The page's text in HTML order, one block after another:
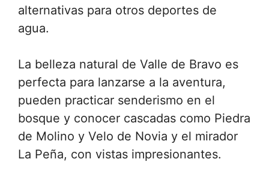
alternativas para otros deportes de
agua.
La belleza natural de Valle de Bravo es
perfecta para lanzarse a la aventura,
pueden practicar senderismo en el
bosque y conocer cascadas como Piedra
de Molino y Velo de Novia y el mirador
La Peña, con vistas impresionantes.